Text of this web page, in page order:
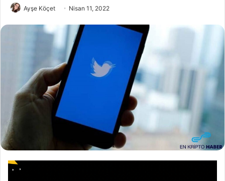
Ayşe Köçet Nisan 11, 2022